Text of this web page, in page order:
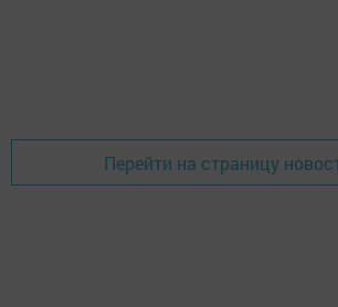
Перейти на страницу